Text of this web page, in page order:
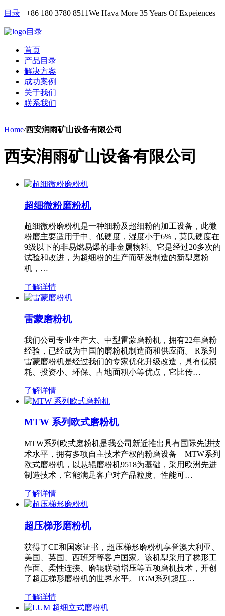
目录 +86 180 3780 8511We Hava More 35 Years Of Expeiences
目录
首页
产品目录
解决方案
成功案例
关于我们
联系我们
Home/西安润雨矿山设备有限公司
西安润雨矿山设备有限公司
超细微粉磨粉机
超细微粉磨粉机是一种细粉及超细粉的加工设备，此微
粉磨主要适用于中、低硬度，湿度小于6%，莫氏硬度在
9级以下的非易燃易爆的非金属物料。它是经过20多次的
试验和改进，为超细粉的生产而研发制造的新型磨粉
机，…
了解详情
雷蒙磨粉机
我们公司专业生产大、中型雷蒙磨粉机，拥有22年磨粉
经验，已经成为中国的磨粉机制造商和供应商。 R系列
雷蒙磨粉机是经过我们的专家优化升级改造，具有低损
耗、投资小、环保、占地面积小等优点，它比传…
了解详情
MTW 系列欧式磨粉机
MTW系列欧式磨粉机是我公司新近推出具有国际先进技
术水平，拥有多项自主技术产权的粉磨设备—MTW系列
欧式磨粉机，以悬辊磨粉机9518为基础，采用欧洲先进
制造技术，它能满足客户对产品粒度、性能可…
了解详情
超压梯形磨粉机
获得了CE和国家证书，超压梯形磨粉机享誉澳大利亚、
美国、英国、西班牙等客户国家。该机型采用了梯形工
作面、柔性连接、磨辊联动增压等五项磨机技术，开创
了超压梯形磨粉机的世界水平。TGM系列超压…
了解详情